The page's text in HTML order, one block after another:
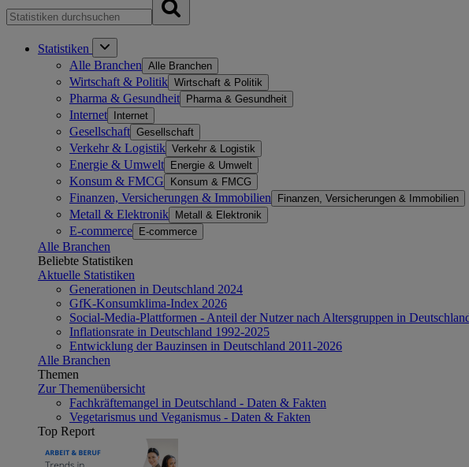
Statistiken
Alle Branchen Alle Branchen
Wirtschaft & Politik Wirtschaft & Politik
Pharma & Gesundheit Pharma & Gesundheit
Internet Internet
Gesellschaft Gesellschaft
Verkehr & Logistik Verkehr & Logistik
Energie & Umwelt Energie & Umwelt
Konsum & FMCG Konsum & FMCG
Finanzen, Versicherungen & Immobilien Finanzen, Versicherungen & Immobilien
Metall & Elektronik Metall & Elektronik
E-commerce E-commerce
Alle Branchen
Beliebte Statistiken
Aktuelle Statistiken
Generationen in Deutschland 2024
GfK-Konsumklima-Index 2026
Social-Media-Plattformen - Anteil der Nutzer nach Altersgruppen in
Inflationsrate in Deutschland 1992-2025
Entwicklung der Bauzinsen in Deutschland 2011-2026
Alle Branchen
Themen
Zur Themenübersicht
Fachkräftemangel in Deutschland - Daten & Fakten
Vegetarismus und Veganismus - Daten & Fakten
Top Report